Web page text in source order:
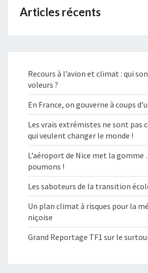
Articles récents
Recours à l’avion et climat : qui
voleurs ?
En France, on gouverne à coups
Les vrais extrémistes ne sont pas
qui veulent changer le monde !
L’aéroport de Nice met la gomme
poumons !
Les saboteurs de la transition
Un plan climat à risques pour la
niçoise
Grand Reportage TF1 sur le